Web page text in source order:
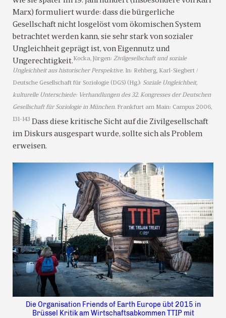
Marx) formuliert wurde: dass die bürgerliche
Gesellschaft nicht losgelöst vom ökomischen System
betrachtet werden kann, sie sehr stark von sozialer
Ungleichheit geprägt ist, von Eigennutz und
Ungerechtigkeit.Kocka, Jürgen: Zivilgesellschaft und soziale
Ungleichheit aus historischer Perspektive. In: Rehberg, Karl-Siegbert /
Deutsche Gesellschaft für Soziologie (DGS) (Hg.): Soziale Ungleichheit,
kulturelle Unterschiede: Verhandlungen des 32. Kongresses der Deutschen
Gesellschaft für Soziologie in München. Frankfurt am Main: Campus 2006,
131-143 Dass diese kritische Sicht auf die Zivilgesellschaft
im Diskurs ausgespart wurde, sollte sich als Problem
erweisen.
Die Organisation Friends of Earth Europe übt 2015 in
Brüssel Kritik am Wirtschaftsabkommen TTIP mit